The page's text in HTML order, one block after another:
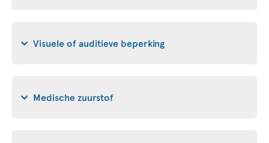
Visuele of auditieve beperking
Medische zuurstof